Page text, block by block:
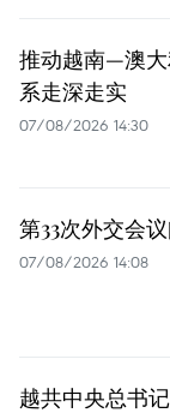
推动越南—澳
系走深走实
07/08/2026 14:30
第33次外交会
07/08/2026 14:08
越共中央总书